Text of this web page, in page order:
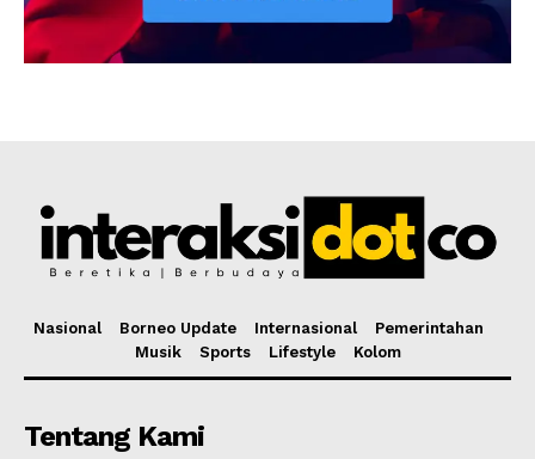
Nasional Borneo Update Internasional
Pemerintahan
Musik
Sports Lifestyle Kolom
Tentang Kami